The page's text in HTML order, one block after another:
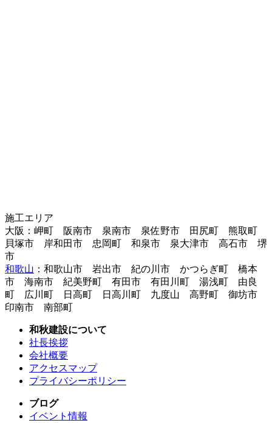
施工エリア
大阪：岬町 阪南市 泉南市 泉佐野市 田尻町 熊取町
貝塚市 岸和田市 忠岡町 和泉市 泉大津市 高石市 堺
市
和歌山 ：和歌山市 岩出市 紀の川市 かつらぎ町 橋本
市 海南市 紀美野町 有田市 有田川町 湯浅町 由良
町 広川町 日高町 日高川町 九度山 高野町 御坊市
印南市 南部町
和秋建設について
社長挨拶
会社概要
アクセスマップ
プライバシーポリシー
ブログ
イベント情報